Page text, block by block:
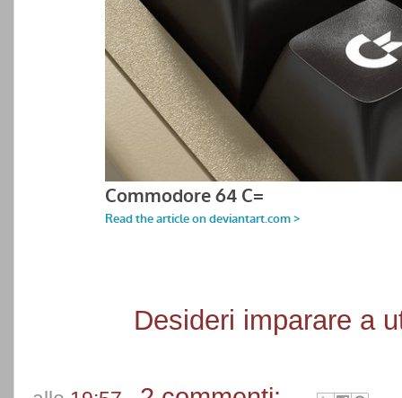
Desideri imparare a